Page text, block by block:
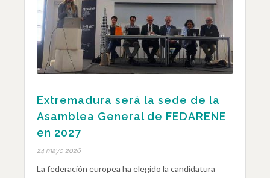
Extremadura será la sede de la
Asamblea General de FEDARENE
en 2027
24 mayo 2026
La federación europea ha elegido la candidatura